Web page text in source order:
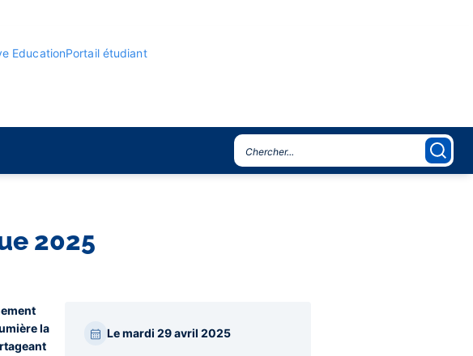
EducationPortail étudiant
2025
la
Paragraphes
barreLe mardi 29 avril 2025